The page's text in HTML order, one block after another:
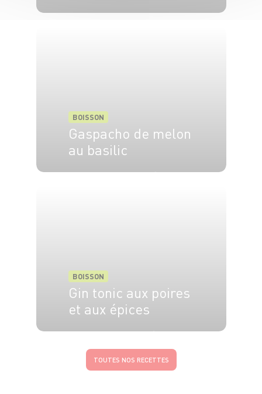
BOISSON
Gaspacho de melon
au basilic
BOISSON
Gin tonic aux poires
et aux épices
TOUTES NOS RECETTES